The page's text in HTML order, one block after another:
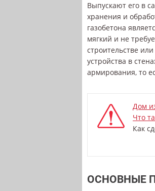
Выпускают его в
хранения и
газобетона
мягкий и не
строительстве
устройства в
армирования, то
Дом
Что
Как
ОСНОВНЫЕ